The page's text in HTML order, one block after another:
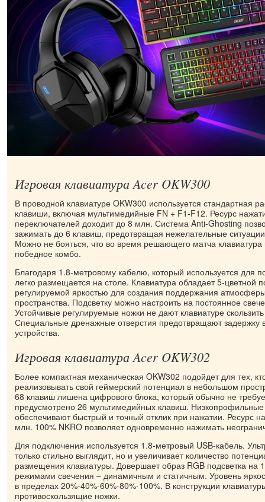
Игровая клавиатура Acer OKW300
В проводной клавиатуре OKW300 используется стандартная
клавиши, включая мультимедийные FN + F1-F12. Ресурс
переключателей доходит до 8 млн. Система Anti-Ghosting
зажимать до 6 клавиш, предотвращая нежелательные
Можно не бояться, что во время решающего матча клавиатура
победное комбо.
Благодаря 1.8-метровому кабелю, который используется для
легко размещается на столе. Клавиатура обладает 5-цветной
регулируемой яркостью для создания поддержания
пространства. Подсветку можно настроить на постоянное
Устойчивые регулируемые ножки не дают клавиатуре
Специальные дренажные отверстия предотвращают задержку
устройства.
Игровая клавиатура Acer OKW302
Более компактная механическая OKW302 подойдет для тех,
реализовывать свой геймерский потенциал в небольшом
68 клавиш лишена цифрового блока, который обычно не
предусмотрено 26 мультимедийных клавиш.
обеспечивают быстрый и точный отклик при нажатии. Ресурс
млн. 100% NKRO позволяет одновременно нажимать
Для подключения используется 1.8-метровый USB-кабель.
только стильно выглядит, но и увеличивает количество
размещения клавиатуры. Довершает образ RGB подсветка на
режимами свечения – динамичным и статичным. Уровень
в пределах 20%-40%-60%-80%-100%. В конструкции
противоскользящие ножки.